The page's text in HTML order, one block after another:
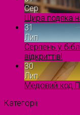
Сер
Щира подяка
31
Лип
Серпень у
відкриттів!
30
Лип
Медовий код
Категорії